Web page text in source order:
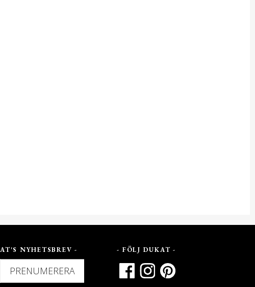
NYHETSBREV -
PRENUMERERA
- FÖLJ DUKAT -